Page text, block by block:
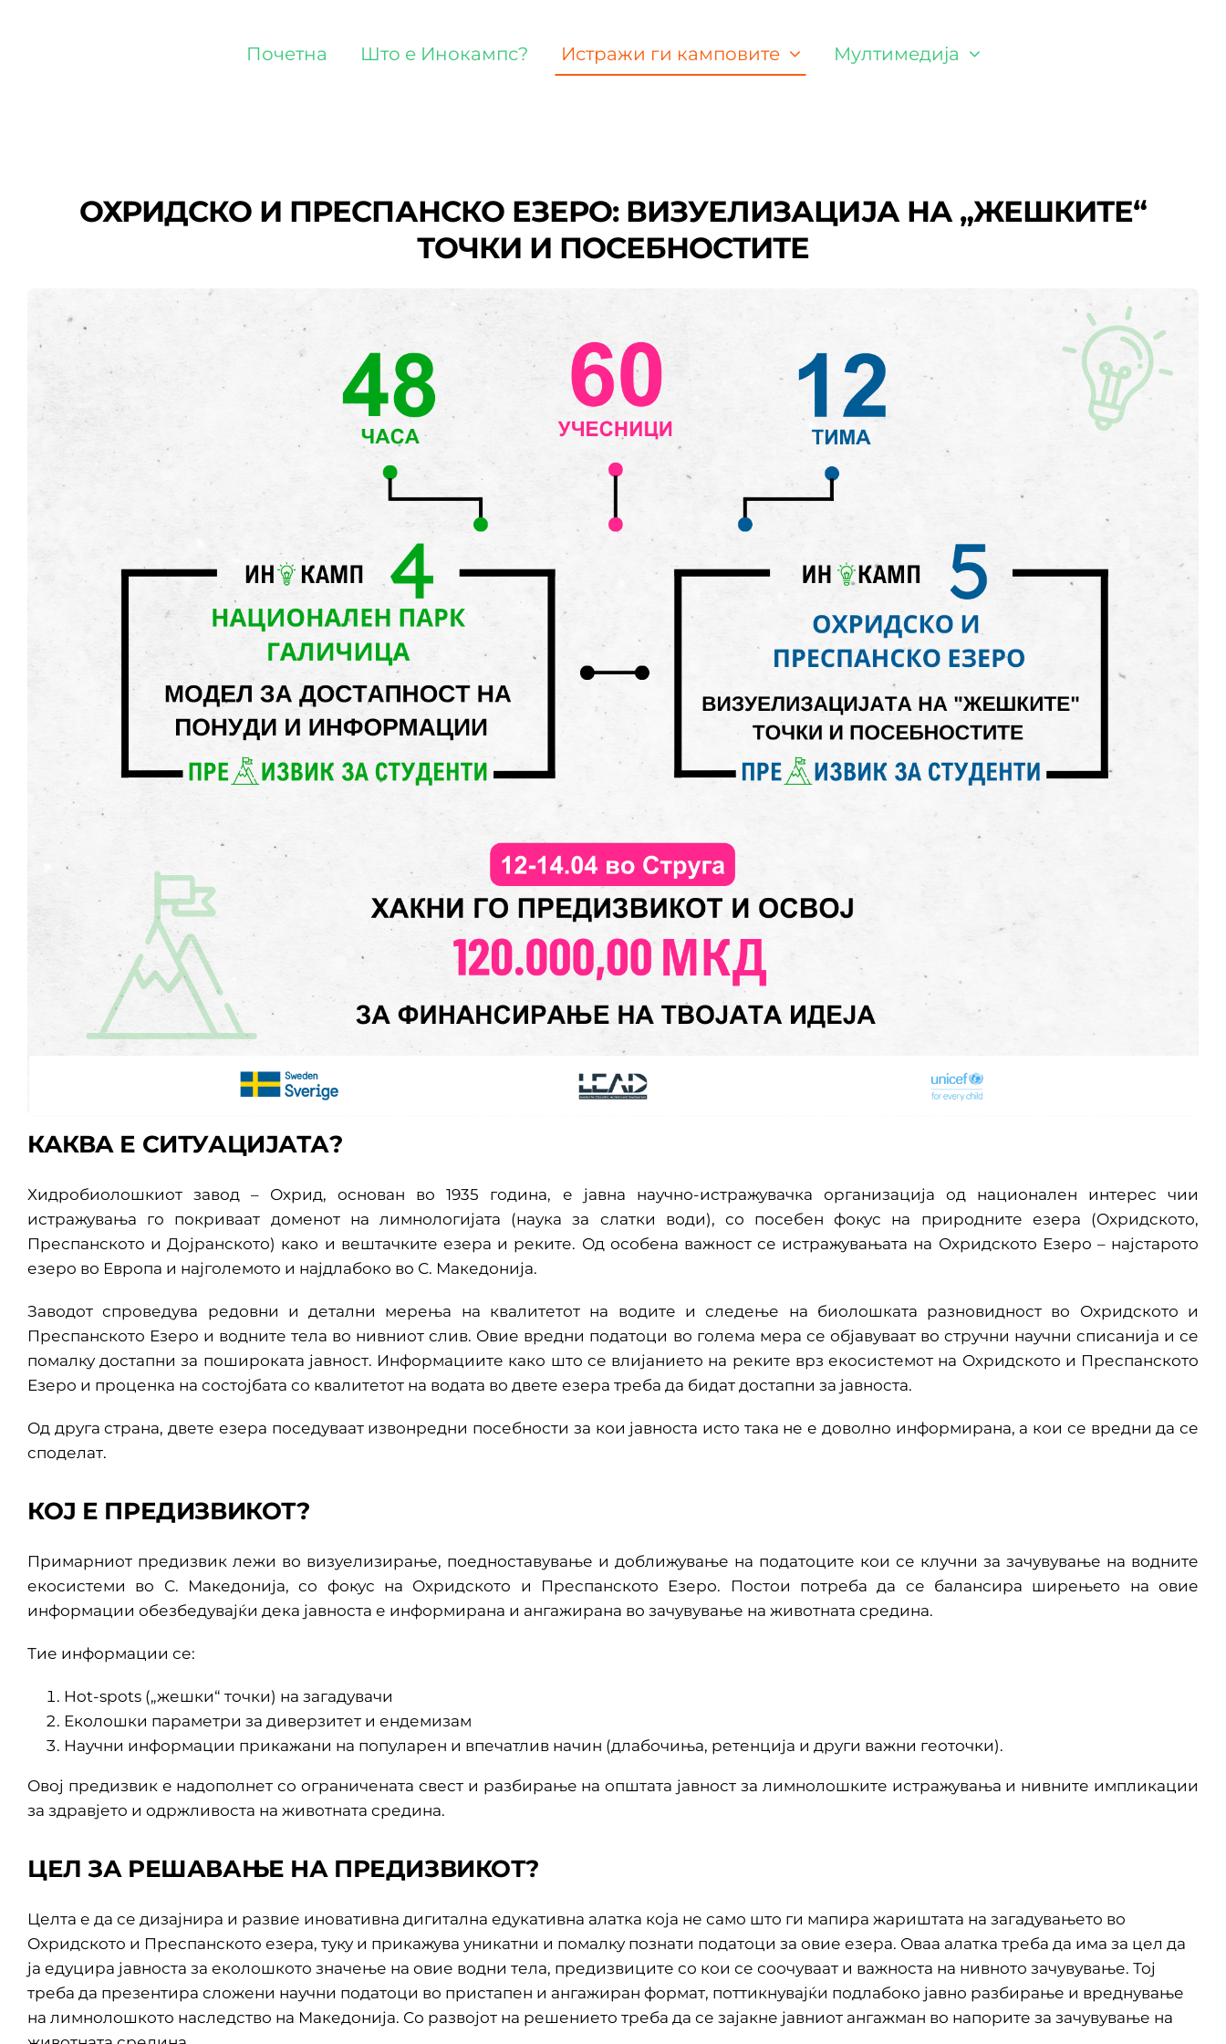
Почетна Што е Инокампс? Истражи ги камповите Мултимедија
ОХРИДСКО И ПРЕСПАНСКО ЕЗЕРО: ВИЗУЕЛИЗАЦИЈА НА „ЖЕШКИТЕ“
ТОЧКИ И ПОСЕБНОСТИТЕ
КАКВА Е СИТУАЦИЈАТА?
Хидробиолошкиот завод – Охрид, основан во 1935 година, е јавна научно-истражувачка организација од национален интерес чии
истражувања го покриваат доменот на лимнологијата (наука за слатки води), со посебен фокус на природните езера (Охридското,
Преспанското и Дојранското) како и вештачките езера и реките. Од особена важност се истражувањата на Охридското Езеро – најстарото
езеро во Европа и најголемото и најдлабоко во С. Македонија.
Заводот спроведува редовни и детални мерења на квалитетот на водите и следење на биолошката разновидност во Охридското и
Преспанското Езеро и водните тела во нивниот слив. Овие вредни податоци во голема мера се објавуваат во стручни научни списанија и се
помалку достапни за пошироката јавност. Информациите како што се влијанието на реките врз екосистемот на Охридското и Преспанското
Езеро и проценка на состојбата со квалитетот на водата во двете езера треба да бидат достапни за јавноста.
Од друга страна, двете езера поседуваат извонредни посебности за кои јавноста исто така не е доволно информирана, а кои се вредни да се
споделат.
КОЈ Е ПРЕДИЗВИКОТ?
Примарниот предизвик лежи во визуелизирање, поедноставување и доближување на податоците кои се клучни за зачувување на водните
екосистеми во С. Македонија, со фокус на Охридското и Преспанското Езеро. Постои потреба да се балансира ширењето на овие
информации обезбедувајќи дека јавноста е информирана и ангажирана во зачувување на животната средина.
Тие информации се:
Hot-spots („жешки“ точки) на загадувачи
Еколошки параметри за диверзитет и ендемизам
Научни информации прикажани на популарен и впечатлив начин (длабочиња, ретенција и други важни геоточки).
Овој предизвик е надополнет со ограничената свест и разбирање на општата јавност за лимнолошките истражувања и нивните импликации
за здравјето и одржливоста на животната средина.
ЦЕЛ ЗА РЕШАВАЊЕ НА ПРЕДИЗВИКОТ?
Целта е да се дизајнира и развие иновативна дигитална едукативна алатка која не само што ги мапира жариштата на загадувањето во
Охридското и Преспанското езера, туку и прикажува уникатни и помалку познати податоци за овие езера. Оваа алатка треба да има за цел да
ја едуцира јавноста за еколошкото значење на овие водни тела, предизвиците со кои се соочуваат и важноста на нивното зачувување. Тој
треба да презентира сложени научни податоци во пристапен и ангажиран формат, поттикнувајќи подлабоко јавно разбирање и вреднување
на лимнолошкото наследство на Македонија. Со развојот на решението треба да се зајакне јавниот ангажман во напорите за зачувување на